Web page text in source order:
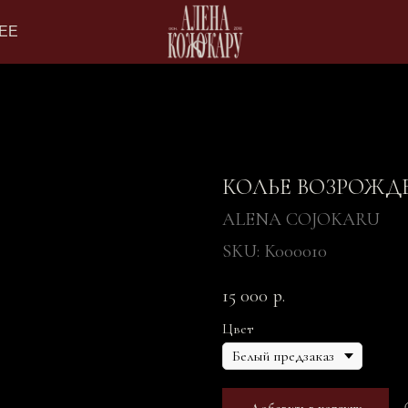
КОЛЬЕ
ALENA COJOKARU
SKU: K000010
15 000 р.
Цвет